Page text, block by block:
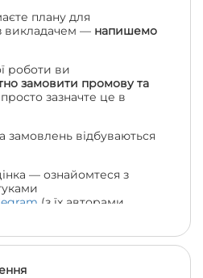
плану для
викладачем — напишемо
роботи ви
замовити промову та
зазначте це в
замовлень відбуваються
— ознайомтеся з
(з їх авторами